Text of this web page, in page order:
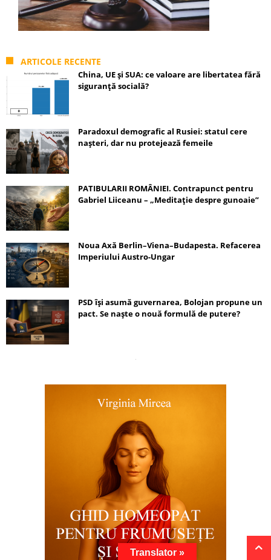
ARTICOLE RECENTE
China, UE și SUA: ce valoare are libertatea fără
siguranță socială?
Paradoxul demografic al Rusiei: statul cere
nașteri, dar nu protejează femeile
PATIBULARII ROMÂNIEI. Contrapunct pentru
Gabriel Liiceanu – „Meditație despre gunoaie”
Noua Axă Berlin–Viena–Budapesta. Refacerea
Imperiului Austro-Ungar
PSD își asumă guvernarea, Bolojan propune un
pact. Se naște o nouă formulă de putere?
Translator »